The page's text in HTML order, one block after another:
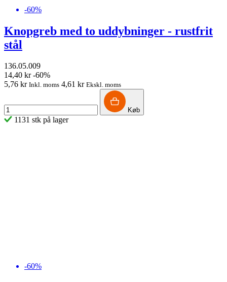
-60%
Knopgreb med to uddybninger - rustfrit
stål
136.05.009
14,40 kr -60%
5,76 kr Inkl. moms 4,61 kr Ekskl. moms
Køb
1131 stk på lager
-60%